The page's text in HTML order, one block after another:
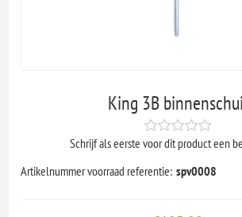
King 3B
Schrijf als eerste voor dit product een
Artikelnummer voorraad referentie: spv0008